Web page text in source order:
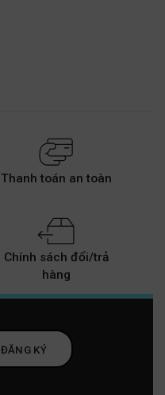
Thanh toán an toàn
Chính sách đổi/trả
hàng
ĐĂNG KÝ